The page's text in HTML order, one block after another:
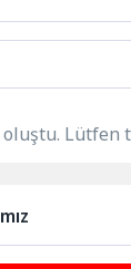
Lütfen